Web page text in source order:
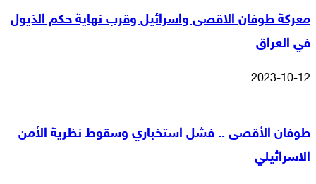
معركة طوفان الاقصى واسرائيل وقرب نهاية حكم الذيول
في العراق
2023-10-12
طوفان الأقصى .. فشل استخباري وسقوط نظرية الأمن
الاسرائيلي